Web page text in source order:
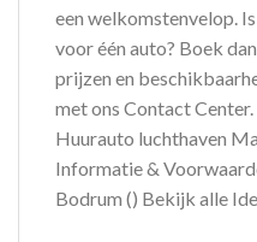
een welkomstenvelop.
voor één auto? Boek
prijzen en
met ons Contact
Huurauto luchthaven
Informatie &
Bodrum () Bekijk alle